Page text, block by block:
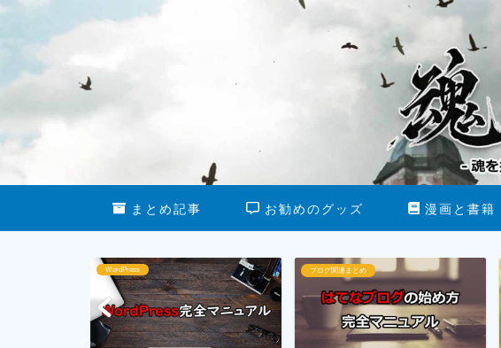
まとめ記事 お勧めのグッズ 漫画と書籍
WordPress ブログ関連まとめ